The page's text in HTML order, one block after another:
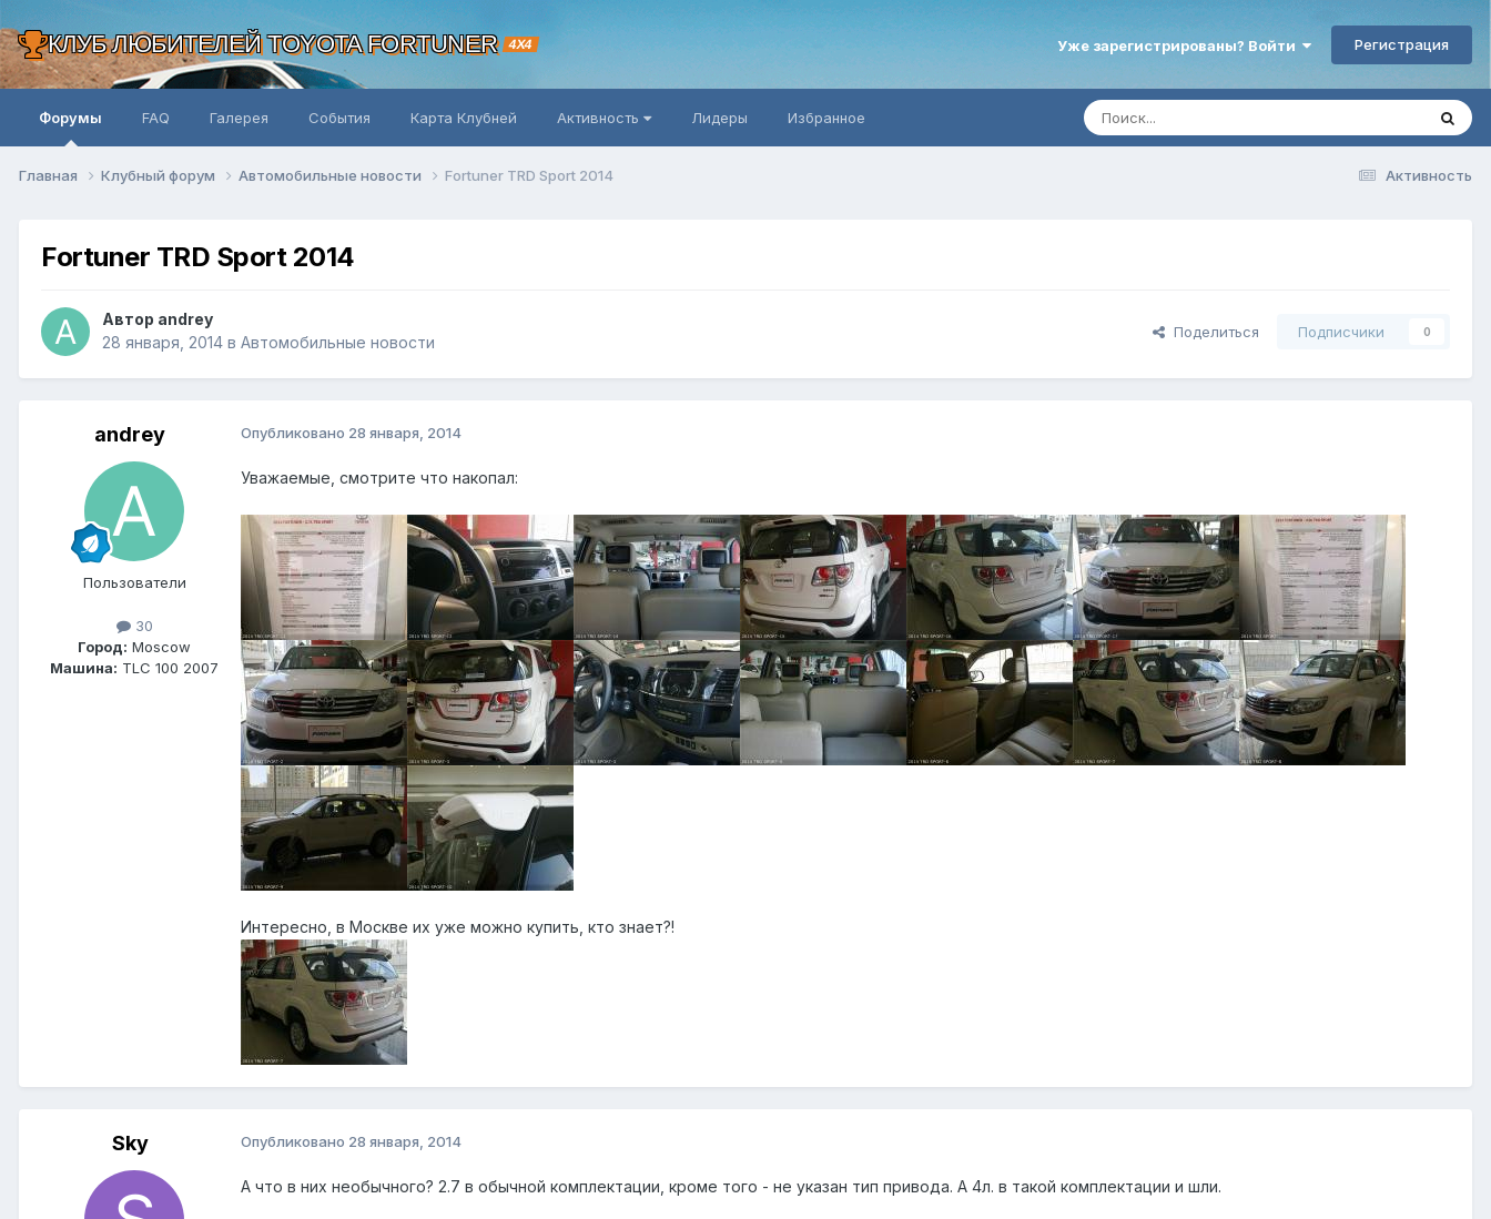
КЛУБ ЛЮБИТЕЛЕЙ TOYOTA FORTUNER 4X4 Уже зарегистрированы? Войти Регистрация
Форумы FAQ Галерея События Карта Клубней Активность Лидеры Избранное
Активность
Главная Клубный форум Автомобильные новости Fortuner TRD Sport 2014
Fortuner TRD Sport 2014
Автор andrey
28 января, 2014 в Автомобильные новости
Поделиться Подписчики 0
andrey
Пользователи
30
Город: Moscow
Машина: TLC 100 2007
Опубликовано 28 января, 2014
Уважаемые, смотрите что накопал:
Интересно, в Москве их уже можно купить, кто знает?!
Sky Опубликовано 28 января, 2014
А что в них необычного? 2.7 в обычной комплектации, кроме того - не указан тип привода. А 4л. в такой комплектации и шли.